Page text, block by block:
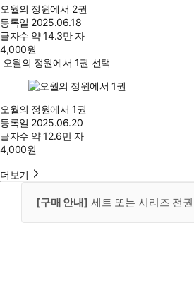
오월의 정원에서 2권
등록일 2025.06.18
글자수 약 14.3만 자
4,000원
오월의 정원에서 1권 선택
오월의 정원에서 1권
등록일 2025.06.20
글자수 약 12.6만 자
4,000원
더보기
[구매 안내] 세트 또는 시리즈 전